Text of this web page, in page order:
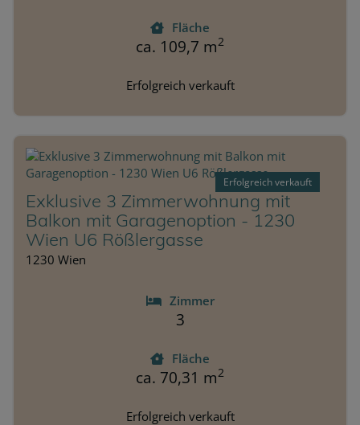
Fläche
ca. 109,7 m2
Erfolgreich verkauft
Erfolgreich verkauft
Exklusive 3 Zimmerwohnung mit
Balkon mit Garagenoption - 1230
Wien U6 Rößlergasse
1230 Wien
Zimmer
3
Fläche
ca. 70,31 m2
Erfolgreich verkauft